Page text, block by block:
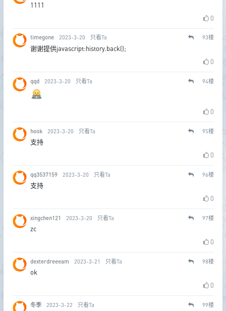
1111
0
timegone 2023-3-20 只看Ta 93楼
谢谢提供javascript:history.back();
0
qqd 2023-3-20 只看Ta 94楼
0
hook 2023-3-20 只看Ta 95楼
支持
0
qq3537159 2023-3-20 只看Ta 96楼
支持
0
xingchen121 2023-3-20 只看Ta 97楼
zc
0
dexterdreeeam 2023-3-21 只看Ta 98楼
ok
0
冬季 2023-3-22 只看Ta 99楼